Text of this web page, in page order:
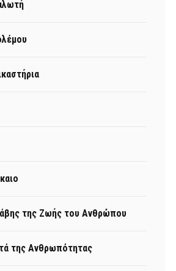
της Ζωής του Ανθρώπου
της Ανθρωπότητας